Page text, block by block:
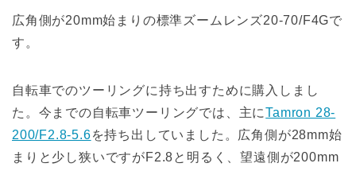
広角側が20mm始まりの標準ズームレンズ20-70/F4Gで
す。
自転車でのツーリングに持ち出すために購入しまし
た。今までの自転車ツーリングでは、主にTamron 28-
200/F2.8-5.6を持ち出していました。広角側が28mm始
まりと少し狭いですがF2.8と明るく、望遠側が200mm